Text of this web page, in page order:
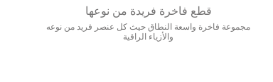
قطع فاخرة فريدة من نوعها
مجموعة فاخرة واسعة النطاق حيث كل عنصر فريد من نوعه
والأزياء الراقية